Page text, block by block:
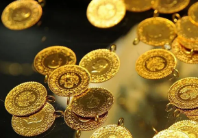
SPOR
TEKNOLOJİ
YAŞAM
YEREL YÖNETİMLER